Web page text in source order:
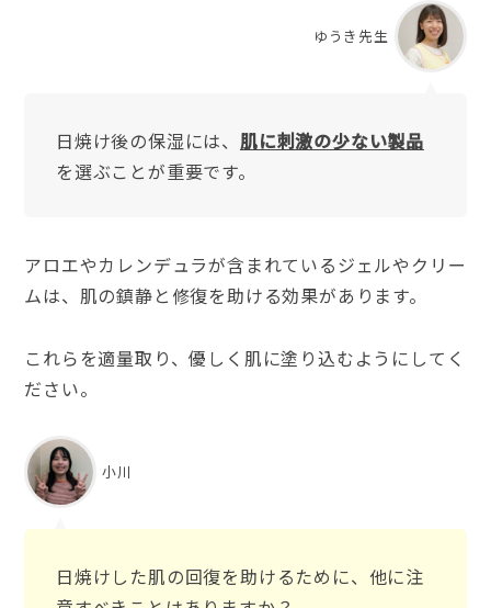
ゆうき先生
日焼け後の保湿には、 肌に刺激の少ない製品
を選ぶことが重要です。
アロエやカレンデュラが含まれているジェルやクリー
ムは、肌の鎮静と修復を助ける効果があります。
これらを適量取り、優しく肌に塗り込むようにしてく
ださい。
小川
日焼けした肌の回復を助けるために、他に注